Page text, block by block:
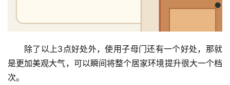
门
业
除了以上3点好处外，使用子母门还有一个好处，那就
是更加美观大气，可以瞬间将整个居家环境提升很大一个档
次。